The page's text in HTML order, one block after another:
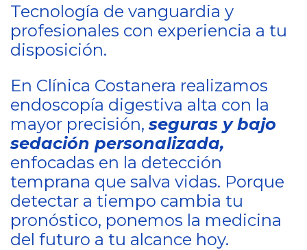
Tecnología de vanguardia y
profesionales con experiencia a tu
disposición.
En Clínica Costanera realizamos
endoscopía digestiva alta con la
mayor precisión,seguras y bajo
sedación personalizada,
enfocadas en la detección
temprana que salva vidas. Porque
detectar a tiempo cambia tu
pronóstico, ponemos la medicina
del futuro a tu alcance hoy.